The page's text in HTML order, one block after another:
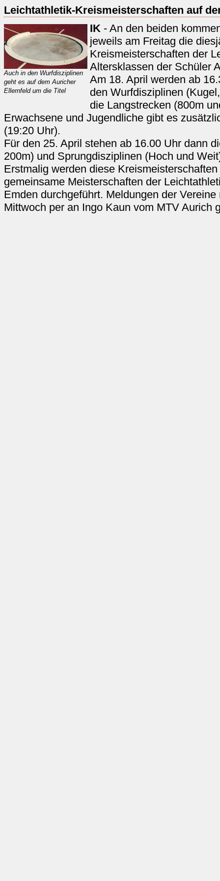
Leichtathletik-Kreismeisterschaften auf
Auch in den Wurfdisziplinen
geht es auf dem Auricher
Ellernfeld um die Titel
IK - An den beiden
jeweils am Freitag die
Kreismeisterschaften der
Altersklassen der Schüler
Am 18. April werden ab
den Wurfdisziplinen
die Langstrecken (800m
Erwachsene und Jugendliche gibt es
(19:20 Uhr).
Für den 25. April stehen ab 16.00 Uhr dann
200m) und Sprungdisziplinen (Hoch und
Erstmalig werden diese
gemeinsame Meisterschaften der
Emden durchgeführt. Meldungen der
Mittwoch per an Ingo Kaun vom MTV